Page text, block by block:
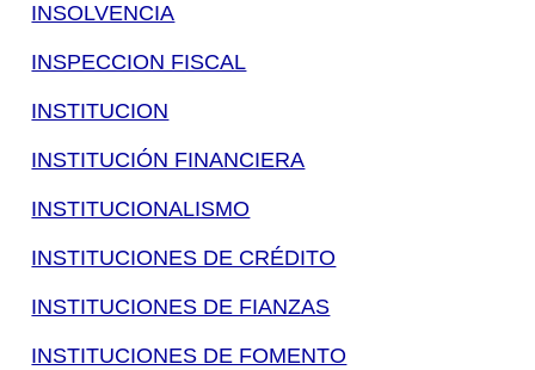
INSOLVENCIA
INSPECCION FISCAL
INSTITUCION
INSTITUCIÓN FINANCIERA
INSTITUCIONALISMO
INSTITUCIONES DE CRÉDITO
INSTITUCIONES DE FIANZAS
INSTITUCIONES DE FOMENTO